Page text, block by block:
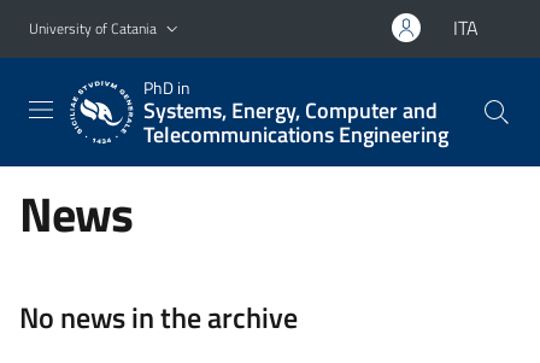
Go to main content
Go to navigation menu
University of Catania ITA
PhD in
Systems, Energy, Computer and
Telecommunications Engineering
News
No news in the archive